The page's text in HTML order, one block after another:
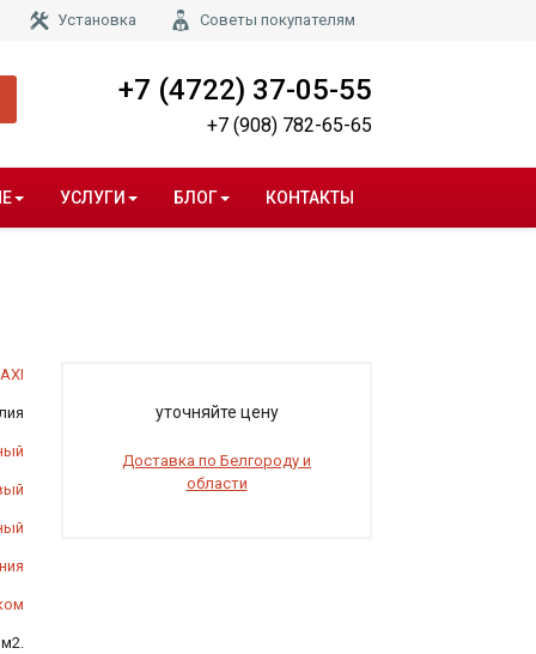
Установка Советы покупателям
+7 (4722) 37-05-55
+7 (908) 782-65-65
КОНТАКТЫ
БЛОГ
УСЛУГИ
уточняйте цену
Доставка по Белгороду и
области